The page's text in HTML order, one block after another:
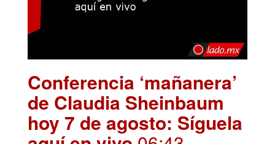
Conferencia ‘mañanera’
de Claudia Sheinbaum
hoy 7 de agosto: Síguela